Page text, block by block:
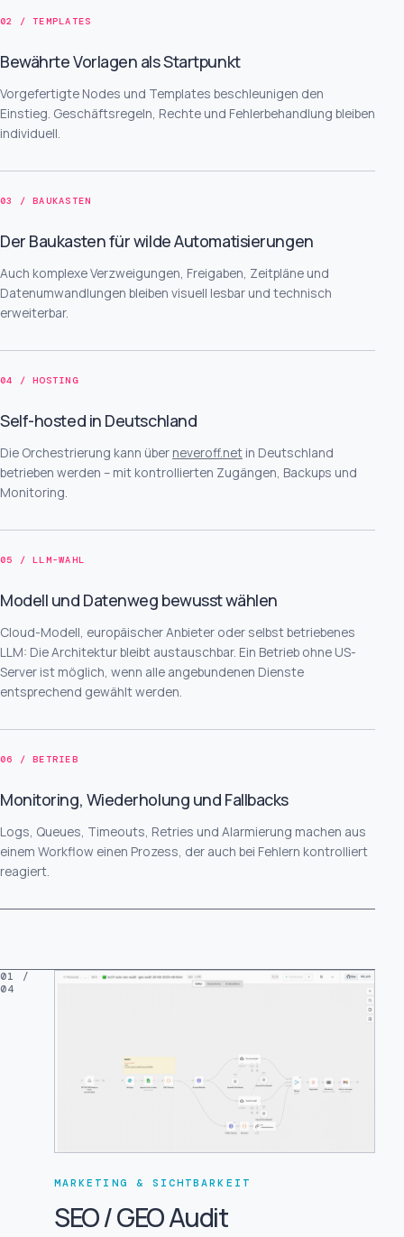
02 / TEMPLATES
Bewährte Vorlagen als Startpunkt
Vorgefertigte Nodes und Templates beschleunigen den
Einstieg. Geschäftsregeln, Rechte und Fehlerbehandlung bleiben
individuell.
03 / BAUKASTEN
Der Baukasten für wilde Automatisierungen
Auch komplexe Verzweigungen, Freigaben, Zeitpläne und
Datenumwandlungen bleiben visuell lesbar und technisch
erweiterbar.
04 / HOSTING
Self-hosted in Deutschland
Die Orchestrierung kann über neveroff.net in Deutschland
betrieben werden – mit kontrollierten Zugängen, Backups und
Monitoring.
05 / LLM-WAHL
Modell und Datenweg bewusst wählen
Cloud-Modell, europäischer Anbieter oder selbst betriebenes
LLM: Die Architektur bleibt austauschbar. Ein Betrieb ohne US-
Server ist möglich, wenn alle angebundenen Dienste
entsprechend gewählt werden.
06 / BETRIEB
Monitoring, Wiederholung und Fallbacks
Logs, Queues, Timeouts, Retries und Alarmierung machen aus
einem Workflow einen Prozess, der auch bei Fehlern kontrolliert
reagiert.
01 /
04
MARKETING & SICHTBARKEIT
SEO / GEO Audit